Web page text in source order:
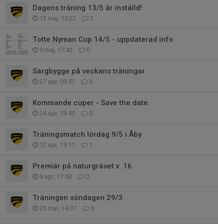
Dagens träning 13/5 är inställd!
13 maj, 15:22 2
Totte Nyman Cup 14/5 - uppdaterad info
9 maj, 17:42 0
Sargbygge på veckans träningar
27 apr, 09:52 0
Kommande cuper - Save the date
24 apr, 13:43 0
Träningsmatch lördag 9/5 i Åby
12 apr, 19:11 1
Premiär på naturgräset v. 16
9 apr, 17:50 0
Träningen söndagen 29/3
25 mar, 14:07 0